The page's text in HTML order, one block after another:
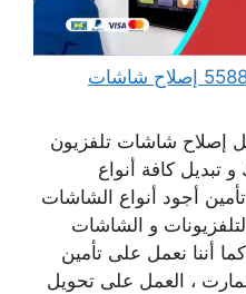
فني تصليح تلفزيونات 55880595 إصلاح شاشات
إصلاح شاشات تلفزيون
تبديل كافة أنواع
أجود أنواع الشاشات
و الشاشات
أننا نعمل على تأمين
، العمل على تحويل